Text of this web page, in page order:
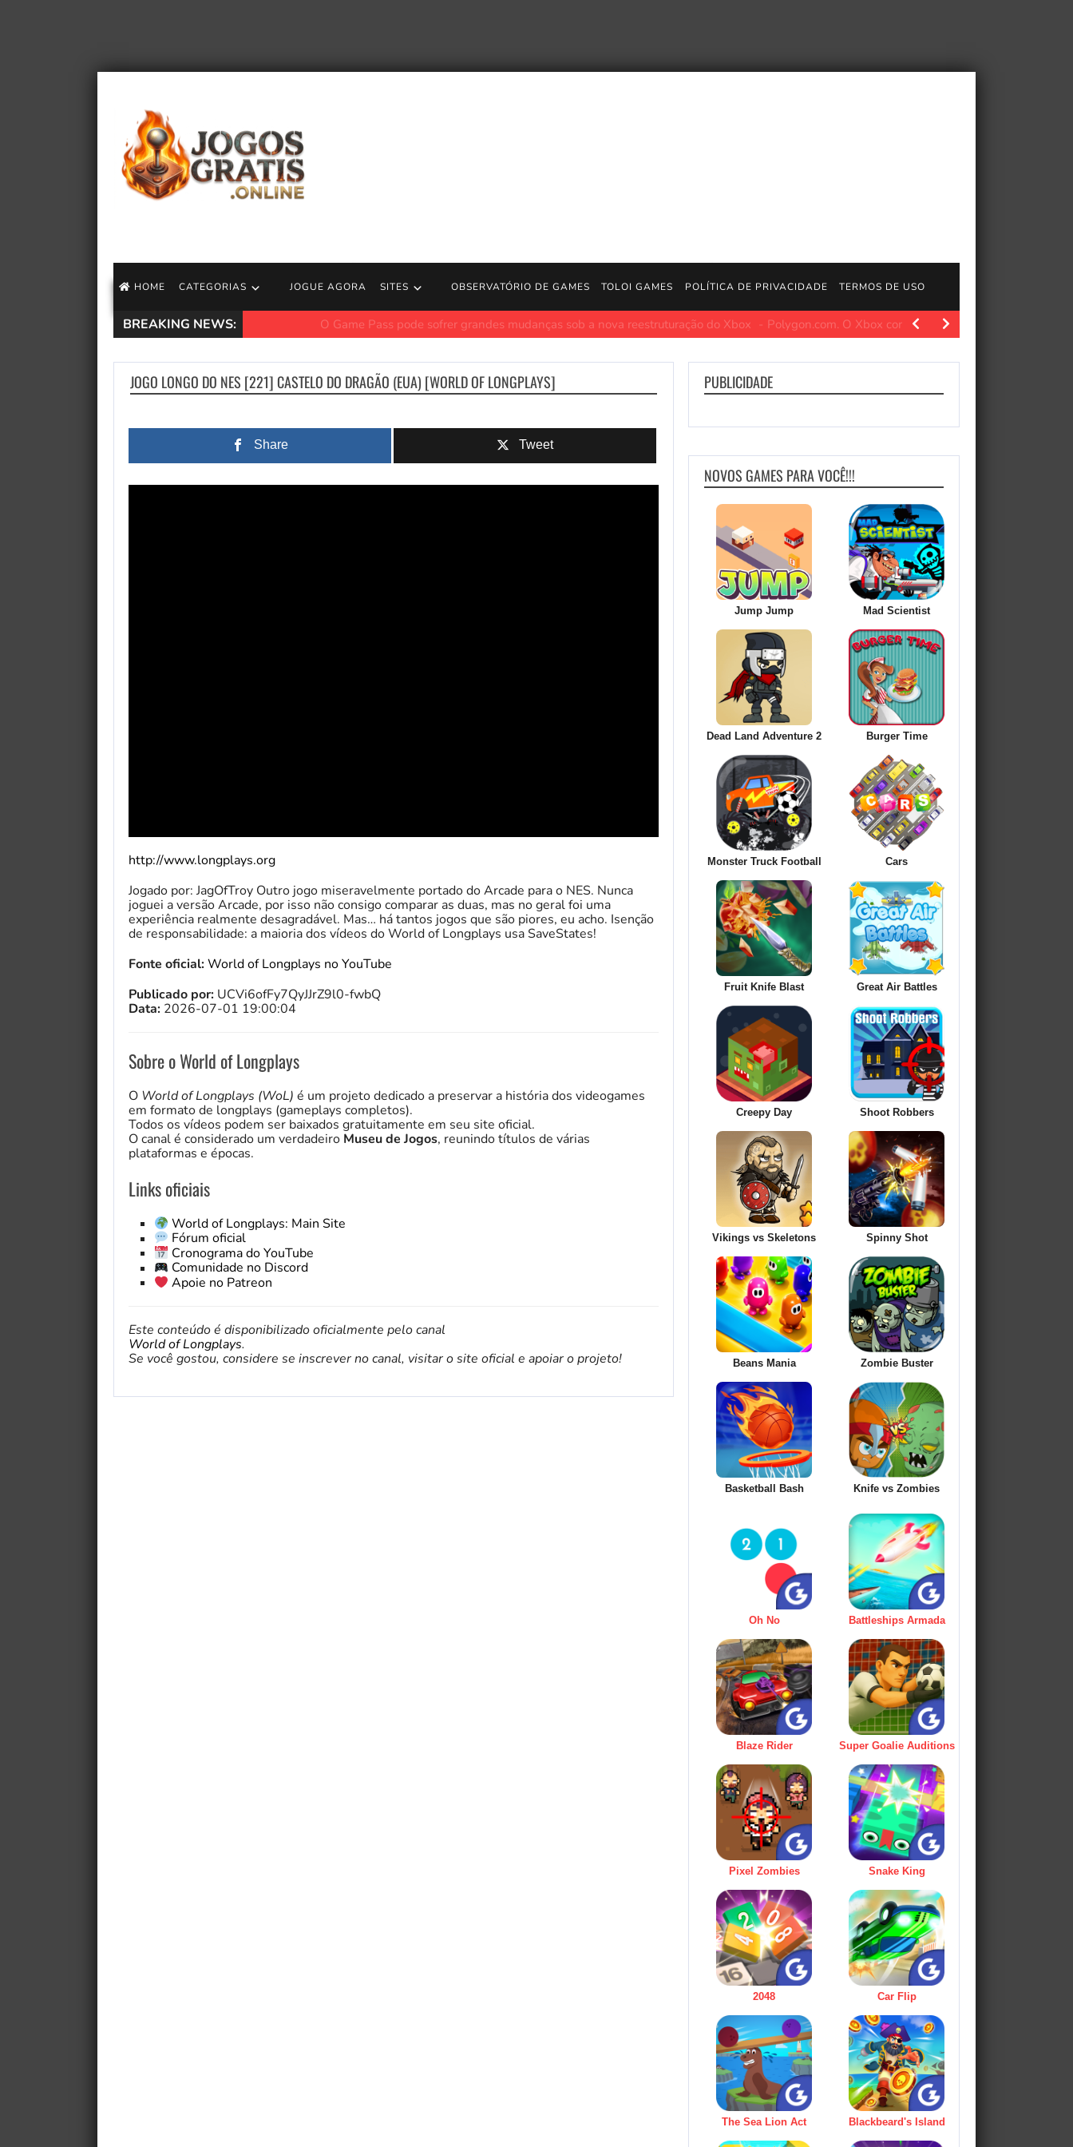
HOME CATEGORIAS JOGUE AGORA SITES OBSERVATÓRIO DE GAMES TOLOI GAMES POLÍTICA DE PRIVACIDADE TERMOS DE USO
BREAKING NEWS: O Game Pass pode sofrer grandes mudanças sob a nova reestruturação do Xbox Polygon.com. O Xbox como o conhecemos está prestes a…
JOGO LONGO DO NES [221] CASTELO DO DRAGÃO (EUA) [WORLD OF LONGPLAYS]
Share Tweet
http://www.longplays.org
Jogado por: JagOfTroy Outro jogo miseravelmente portado do Arcade para o NES. Nunca
joguei a versão Arcade, por isso não consigo comparar as duas, mas no geral foi uma
experiência realmente desagradável. Mas… há tantos jogos que são piores, eu acho. Isenção
de responsabilidade: a maioria dos vídeos do World of Longplays usa SaveStates!
Fonte oficial:World of Longplays no YouTube
Publicado por: UCVi6ofFy7QyJJrZ9l0-fwbQ
Data: 2026-07-01 19:00:04
Sobre o World of Longplays
O World of Longplays (WoL) é um projeto dedicado a preservar a história dos videogames
em formato de longplays (gameplays completos).
Todos os vídeos podem ser baixados gratuitamente em seu site oficial.
O canal é considerado um verdadeiro Museu de Jogos, reunindo títulos de várias
plataformas e épocas.
Links oficiais
World of Longplays: Main Site
Fórum oficial
Cronograma do YouTube
Comunidade no Discord
Apoie no Patreon
Este conteúdo é disponibilizado oficialmente pelo canal
World of Longplays.
Se você gostou, considere se inscrever no canal, visitar o site oficial e apoiar o projeto!
PUBLICIDADE
NOVOS GAMES PARA VOCÊ!!!
Jump Jump Mad Scientist
Dead Land Adventure 2 Burger Time
Monster Truck Football Cars
Fruit Knife Blast Great Air Battles
Creepy Day Shoot Robbers
Vikings vs Skeletons Spinny Shot
Beans Mania Zombie Buster
Basketball Bash Knife vs Zombies
Oh No Battleships Armada
Blaze Rider Super Goalie Auditions
Pixel Zombies Snake King
2048 Car Flip
The Sea Lion Act Blackbeard's Island